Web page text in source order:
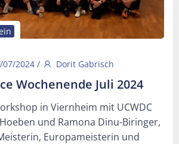
07/2024 / Dorit Gabrisch
Wochenende Juli 2024
in Viernheim mit UCWDC
und Ramona Dinu-Biringer,
Europameisterin und